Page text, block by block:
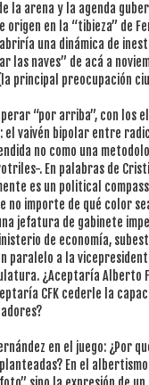
la arena y la agenda
en la “tibieza” de
una dinámica de
las naves” de acá a
principal preocupación
“por arriba”, con los
el vaivén bipolar entre
no como una
. En palabras de
es un political
no importe de qué color
jefatura de gabinete
de economía,
paralelo a la
¿Aceptaría Alberto
CFK cederle la
en el juego: ¿Por
En el